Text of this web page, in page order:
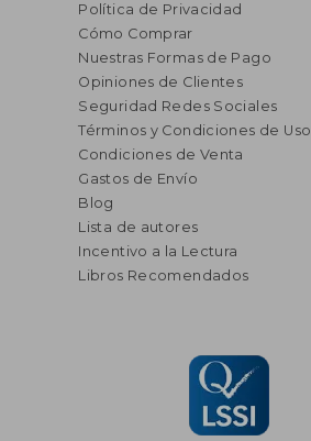
Política de Privacidad
Cómo Comprar
Nuestras Formas de Pago
Opiniones de Clientes
Seguridad Redes Sociales
Términos y Condiciones de Uso
Condiciones de Venta
Gastos de Envío
Blog
Lista de autores
Incentivo a la Lectura
Libros Recomendados